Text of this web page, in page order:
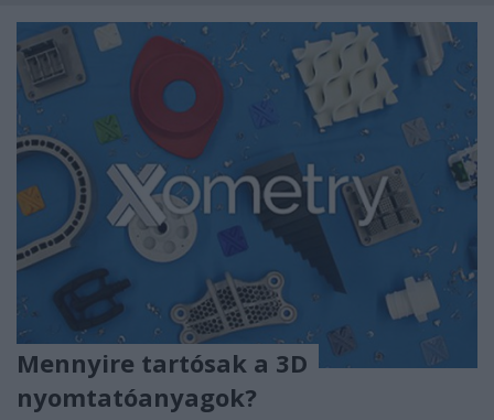
Mennyire tartósak a 3D
nyomtatóanyagok?